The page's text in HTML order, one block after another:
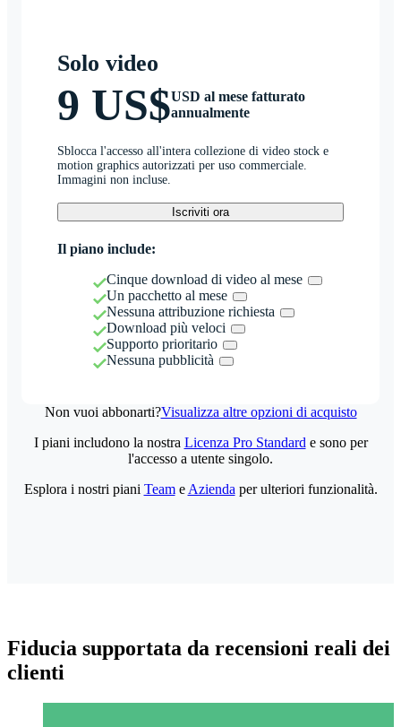
Solo video
9 US$USD al mese fatturato
annualmente
Sblocca l'accesso all'intera collezione di video stock e
motion graphics autorizzati per uso commerciale.
Immagini non incluse.
Iscriviti ora
Il piano include:
Cinque download di video al mese
Un pacchetto al mese
Nessuna attribuzione richiesta
Download più veloci
Supporto prioritario
Nessuna pubblicità
Non vuoi abbonarti?Visualizza altre opzioni di acquisto
I piani includono la nostra Licenza Pro Standard e sono per
l'accesso a utente singolo.
Esplora i nostri piani Teame Azienda per ulteriori funzionalità.
Fiducia supportata da recensioni reali dei
clienti